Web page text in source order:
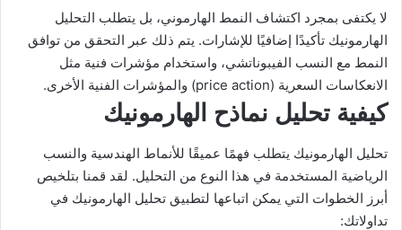
لا يكتفى بمجرد اكتشاف النمط الهارموني، بل يتطلب التحليل
الهارمونيك تأكيدًا إضافيًا للإشارات. يتم ذلك عبر التحقق من توافق
النمط مع النسب الفيبوناتشي، واستخدام مؤشرات فنية مثل
الانعكاسات السعرية (price action) والمؤشرات الفنية الأخرى.
كيفية تحليل نماذح الهارمونيك
تحليل الهارمونيك يتطلب فهمًا عميقًا للأنماط الهندسية والنسب
الرياضية المستخدمة في هذا النوع من التحليل. لقد قمنا بتلخيص
أبرز الخطوات التي يمكن اتباعها لتطبيق تحليل الهارمونيك في
تداولاتك: